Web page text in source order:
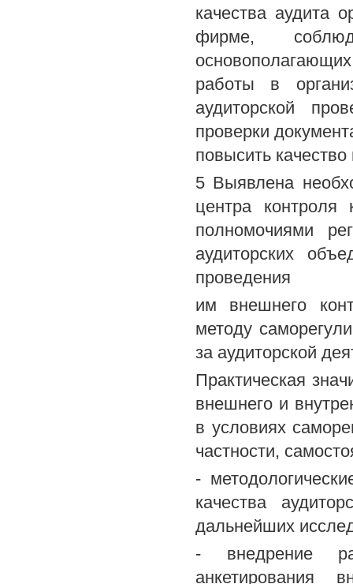
качества аудита
фирме,
работы в
аудиторской
проверки
повысить
5 Выявлена
центра контроля
полномочиями
аудиторских
проведения
им внешнего
методу
за аудиторской
Практическая
внешнего и
в условиях
частности,
-
качества
дальнейших
- внедрение
анкетирования